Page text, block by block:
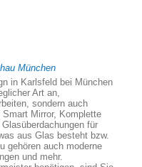
München
in Karlsfeld bei München
Art an,
sondern auch
Mirror, Komplette
für
aus Glas besteht bzw.
gehören auch moderne
und mehr.